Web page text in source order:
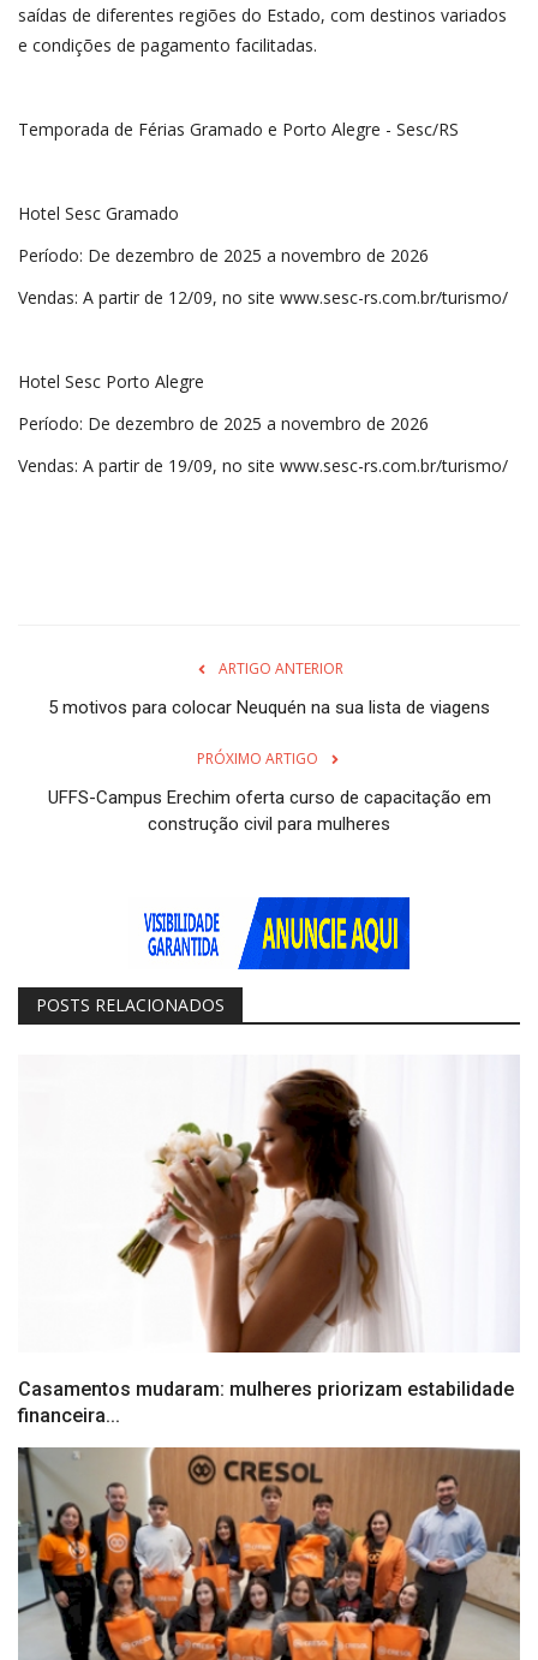
saídas de diferentes regiões do Estado, com destinos variados
e condições de pagamento facilitadas.
Temporada de Férias Gramado e Porto Alegre - Sesc/RS
Hotel Sesc Gramado
Período: De dezembro de 2025 a novembro de 2026
Vendas: A partir de 12/09, no site www.sesc-rs.com.br/turismo/
Hotel Sesc Porto Alegre
Período: De dezembro de 2025 a novembro de 2026
Vendas: A partir de 19/09, no site www.sesc-rs.com.br/turismo/
ARTIGO ANTERIOR
5 motivos para colocar Neuquén na sua lista de viagens
PRÓXIMO ARTIGO
UFFS-Campus Erechim oferta curso de capacitação em
construção civil para mulheres
POSTS RELACIONADOS
Casamentos mudaram: mulheres priorizam estabilidade
financeira...